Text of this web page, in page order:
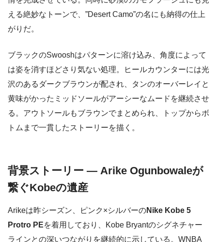
える絶妙なトーンで、”Desert Camo”の名にも納得の仕上
がりだ。
ブラックのSwooshはパターンに溶け込み、角度によって
は姿を消すほどさり気ない処理。ヒールカウンターには光
沢のあるダークブラウンが配され、タンのオーバーレイと
黄味がかったミッドソールがアーシーなムードを継続させ
る。アウトソールもブラウンでまとめられ、トップからボ
トムまで一貫したストーリーを描く。
背景ストーリー — Arike Ogunbowaleが
繋ぐKobeの遺産
Arikeは昨シーズン、ピンク×シルバーのNike Kobe 5
Protro PEを着用しており、Kobe Bryantのシグネチャー
ラインとの深いつながりを継続的に示している。WNBA